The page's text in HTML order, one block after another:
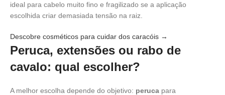
ideal para cabelo muito fino e fragilizado se a aplicação
escolhida criar demasiada tensão na raiz.
Descobre cosméticos para cuidar dos caracóis →
Peruca, extensões ou rabo de
cavalo: qual escolher?
A melhor escolha depende do objetivo: peruca para